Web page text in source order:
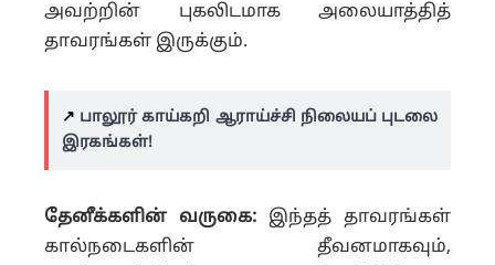
அவற்றின் புகலிடமாக அலையாத்தித்
தாவரங்கள் இருக்கும்.
↗️ பாலூர் காய்கறி ஆராய்ச்சி நிலையப் புடலை
இரகங்கள்!
தேனீக்களின் வருகை: இந்தத் தாவரங்கள்
கால்நடைகளின் தீவனமாகவும்,